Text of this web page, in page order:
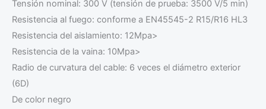
Tensión nominal: 300 V (tensión de prueba: 3500 V/5 min)
Resistencia al fuego: conforme a EN45545-2 R15/R16 HL3
Resistencia del aislamiento: 12Mpa>
Resistencia de la vaina: 10Mpa>
Radio de curvatura del cable: 6 veces el diámetro exterior
(6D)
De color negro